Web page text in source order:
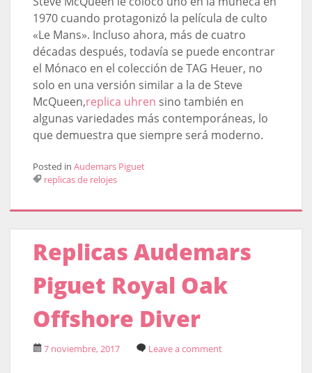
1970 cuando protagonizó la película de culto
«Le Mans». Incluso ahora, más de cuatro
décadas después, todavía se puede encontrar
el Mónaco en el colección de TAG Heuer, no
solo en una versión similar a la de Steve
McQueen,replica uhren sino también en
algunas variedades más contemporáneas, lo
que demuestra que siempre será moderno.
Posted in Audemars Piguet
replicas de relojes
Replicas Audemars
Piguet Royal Oak
Offshore Diver
7 noviembre, 2017 Leave a comment